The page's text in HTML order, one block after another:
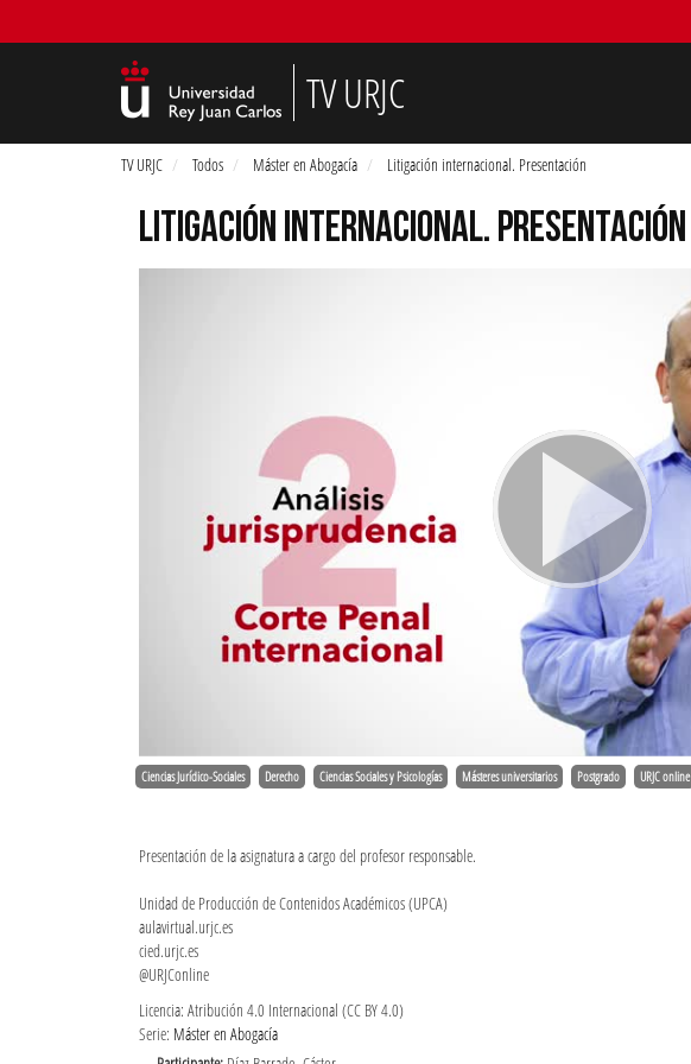
TV URJC
TV URJC Todos Máster en Abogacía Litigación internacional. Presentación
LITIGACIÓN INTERNACIONAL. PRESENTACIÓN
Ciencias Jurídico-Sociales Derecho Ciencias Sociales y Psicologías Másteres universitarios Postgrado URJC online
Presentación de la asignatura a cargo del profesor responsable.
Unidad de Producción de Contenidos Académicos (UPCA)
aulavirtual.urjc.es
cied.urjc.es
@URJConline
Licencia: Atribución 4.0 Internacional (CC BY 4.0)
Serie: Máster en Abogacía